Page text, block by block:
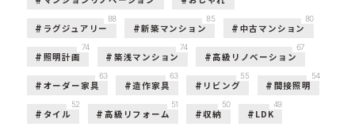
ラグジュアリー
88
新築マンション
85
中古マンション
80
照明計画
74
築浅マンション
74
高級リノベーション
67
オーダー家具
63
造作家具
63
リビング
55
間接照明
54
タイル
52
高級リフォーム
51
収納
50
LDK
49